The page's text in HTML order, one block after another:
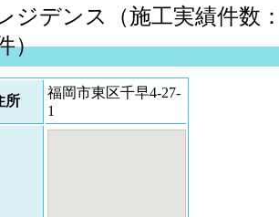
ジデンス（施工実績件数
）
所
福岡市東区千早4-27-
1